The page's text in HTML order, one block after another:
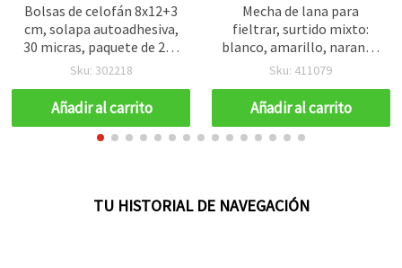
Bolsas de celofán 8x12+3
cm, solapa autoadhesiva,
30 micras, paquete de 200
uds
Sku: 302218
Añadir al carrito
Mecha de lana para
fieltrar, surtido mixto:
blanco, amarillo, naranja,
verde, azul – 100% lana,
fieltro con aguja, fieltro
húmedo, manualidades y
decoración
Sku: 411079
Añadir al carrito
TU HISTORIAL DE NAVEGACIÓN